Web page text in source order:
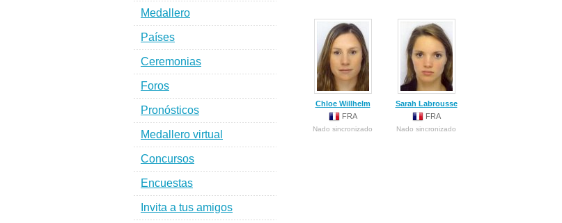
Chloe Willhelm
FRA
Nado sincronizado
Sarah Labrousse
FRA
Nado sincronizado
Medallero
Países
Ceremonias
Foros
Pronósticos
Medallero virtual
Concursos
Encuestas
Invita a tus amigos